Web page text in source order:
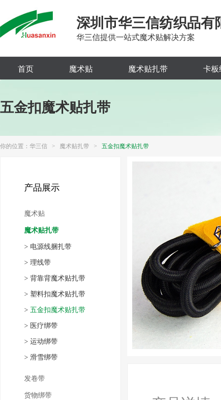
深圳市华三信纺织品有
华三信提供一站式魔术贴解决方案
首页 魔术贴 魔术贴扎带 卡板
五金扣魔术贴扎带
你的位置： 华三信 > 魔术贴扎带 > 五金扣魔术贴扎带
产品展示
魔术贴
魔术贴扎带
> 电源线捆扎带
> 理线带
> 背靠背魔术贴扎带
> 塑料扣魔术贴扎带
> 五金扣魔术贴扎带
> 医疗绑带
> 运动绑带
> 滑雪绑带
发卷带
货物绑带